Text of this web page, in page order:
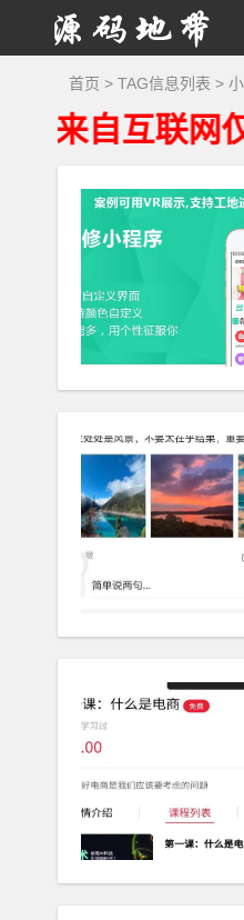
源
地
首页 > TAG信息列表 >
联网仅供